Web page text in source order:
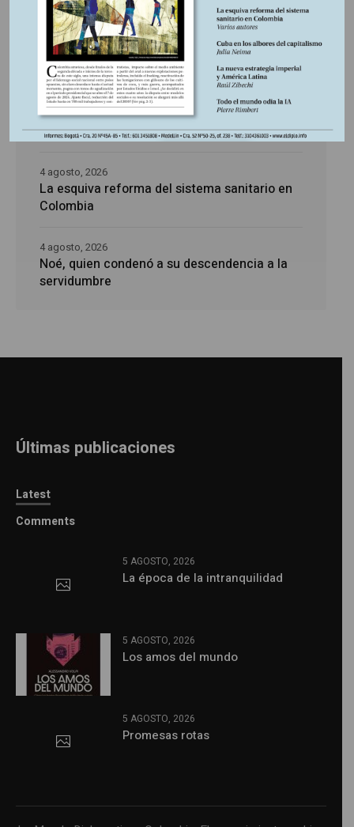
Los amos del mundo
Promesas rotas
5 agosto, 2026
Caja de Pandora
4 agosto, 2026
La esquiva reforma del sistema sanitario en
Colombia
4 agosto, 2026
Noé, quien condenó a su descendencia a la
servidumbre
4 agosto, 2026
Últimas publicaciones
Latest
Comments
5 AGOSTO, 2026
La época de la intranquilidad
5 AGOSTO, 2026
Los amos del mundo
5 AGOSTO, 2026
Promesas rotas